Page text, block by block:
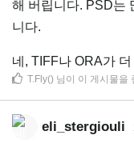
해 버립니다. PSD는
니다.
네, TIFF나 ORA가
T.Fly() 님이 이 게시물을
eli_stergiouli